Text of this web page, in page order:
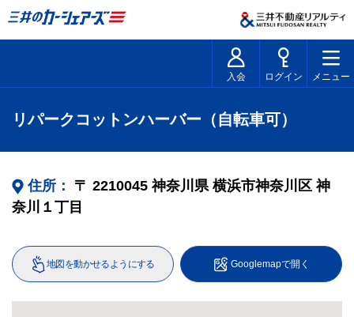
入会 ログイン メニュー
リパークコットンハーバー（自転車可）
住所： 〒 2210045 神奈川県 横浜市神奈川区 神
奈川１丁目
地図を動かせるようにする Googlemapで開く